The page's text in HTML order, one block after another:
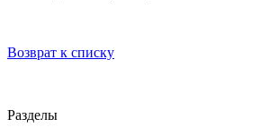
Возврат к списку
Разделы